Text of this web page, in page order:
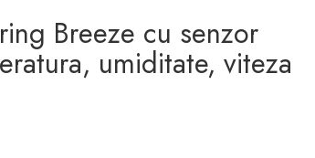
Breeze cu senzor
umiditate, viteza